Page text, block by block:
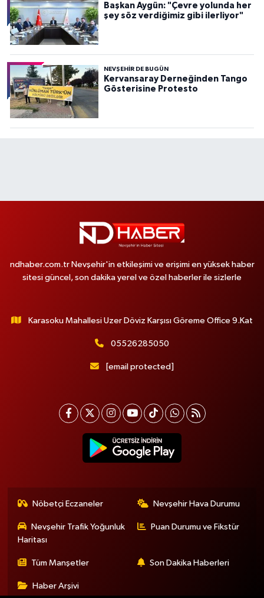
Başkan Aygün: "Çevre yolunda her
şey söz verdiğimiz gibi ilerliyor"
NEVŞEHIR DE BUGÜN
Kervansaray Derneğinden Tango
Gösterisine Protesto
ndhaber.com.tr Nevşehir'in etkileşimi ve erişimi en yüksek haber
sitesi güncel, son dakika yerel ve özel haberler ile sizlerle
Karasoku Mahallesi Uzer Döviz Karşısı Göreme Office 9.Kat
05526285050
[email protected]
Nöbetçi Eczaneler Nevşehir Hava Durumu
Nevşehir Trafik Yoğunluk
Haritası
Puan Durumu ve Fikstür
Tüm Manşetler Son Dakika Haberleri
Haber Arşivi